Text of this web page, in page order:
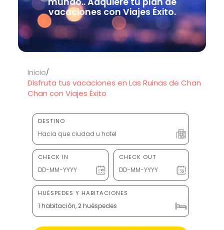
vacaciones con Viajes Éxito.
Inicio
Disfruta tus vacaciones en Las Ruinas de Chan
Chan con Viajes Éxito
DESTINO
CHECK IN CHECK OUT
HUÉSPEDES Y HABITACIONES
1 habitación, 2 huéspedes